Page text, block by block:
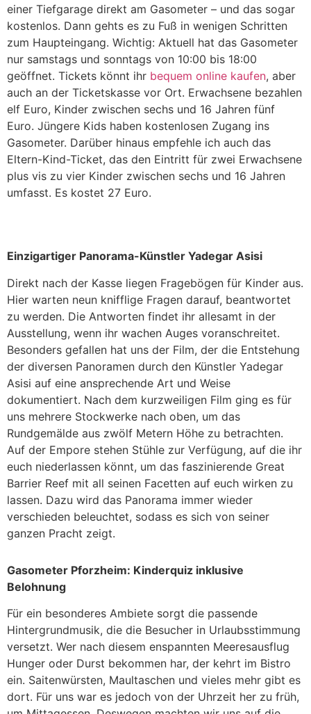
einer Tiefgarage direkt am Gasometer – und das sogar
kostenlos. Dann gehts es zu Fuß in wenigen Schritten
zum Haupteingang. Wichtig: Aktuell hat das Gasometer
nur samstags und sonntags von 10:00 bis 18:00
geöffnet. Tickets könnt ihr bequem online kaufen, aber
auch an der Ticketskasse vor Ort. Erwachsene bezahlen
elf Euro, Kinder zwischen sechs und 16 Jahren fünf
Euro. Jüngere Kids haben kostenlosen Zugang ins
Gasometer. Darüber hinaus empfehle ich auch das
Eltern-Kind-Ticket, das den Eintritt für zwei Erwachsene
plus vis zu vier Kinder zwischen sechs und 16 Jahren
umfasst. Es kostet 27 Euro.
Einzigartiger Panorama-Künstler Yadegar Asisi
Direkt nach der Kasse liegen Fragebögen für Kinder aus.
Hier warten neun knifflige Fragen darauf, beantwortet
zu werden. Die Antworten findet ihr allesamt in der
Ausstellung, wenn ihr wachen Auges voranschreitet.
Besonders gefallen hat uns der Film, der die Entstehung
der diversen Panoramen durch den Künstler Yadegar
Asisi auf eine ansprechende Art und Weise
dokumentiert. Nach dem kurzweiligen Film ging es für
uns mehrere Stockwerke nach oben, um das
Rundgemälde aus zwölf Metern Höhe zu betrachten.
Auf der Empore stehen Stühle zur Verfügung, auf die ihr
euch niederlassen könnt, um das faszinierende Great
Barrier Reef mit all seinen Facetten auf euch wirken zu
lassen. Dazu wird das Panorama immer wieder
verschieden beleuchtet, sodass es sich von seiner
ganzen Pracht zeigt.
Gasometer Pforzheim: Kinderquiz inklusive
Belohnung
Für ein besonderes Ambiete sorgt die passende
Hintergrundmusik, die die Besucher in Urlaubsstimmung
versetzt. Wer nach diesem enspannten Meeresausflug
Hunger oder Durst bekommen har, der kehrt im Bistro
ein. Saitenwürsten, Maultaschen und vieles mehr gibt es
dort. Für uns war es jedoch von der Uhrzeit her zu früh,